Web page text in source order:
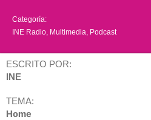
Categoría:
INE Radio Multimedia Podcast
ESCRITO POR:
INE
TEMA:
Home